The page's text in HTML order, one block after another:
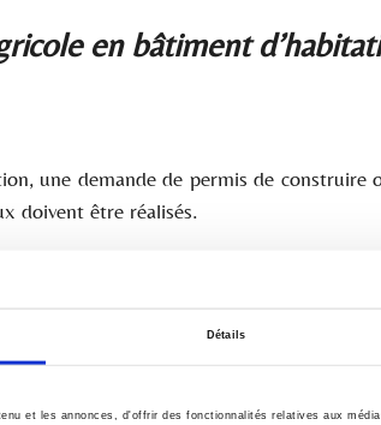
Détails
et les annonces, d'offrir des fonctionnalités relatives aux
en bâtiment
une demande de permis de construire
doivent être réalisés.
applicables, ils pourront être